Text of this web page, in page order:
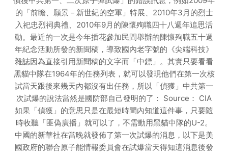
的「前瞻、願景－新世紀的空軍」特展、2010年3月的烈士
入祀忠烈祠典禮、2010年9月的陳懷殉職四十八週年追思活
動。最近的一次是今年插花參加民間舉辦的陳懷殉職五十週
年紀念活動所發的新聞稿，導致國內老字號的《尖端科技》
雜誌因為直接引用新聞稿的文字而「中鏢」。其實只要看看
黑貓中隊在1964年的任務列表，就可以發現他們在第一次核
試當天跟後來幾天內都沒有出任務，所以「偵獲」中共第一
次試爆的說法當然是國防部自己發明的了： Source： CIA
如果「偵獲」的意思只是在最短時間內知道這件事，只要隨
時收聽「匪偽廣播」就可以了，不需動用黑貓中隊的U-2。
中國的新華社在當晚就發佈了第一次試爆的消息，以下是美
國政府的聯合原子能情報委員會在試爆當天得知這消息後發